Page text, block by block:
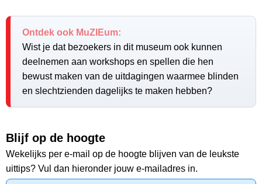
Ontdek ook MuZIEum:
Wist je dat bezoekers in dit museum ook kunnen
deelnemen aan workshops en spellen die hen
bewust maken van de uitdagingen waarmee blinden
en slechtzienden dagelijks te maken hebben?
Blijf op de hoogte
Wekelijks per e-mail op de hoogte blijven van de leukste
uittips? Vul dan hieronder jouw e-mailadres in.